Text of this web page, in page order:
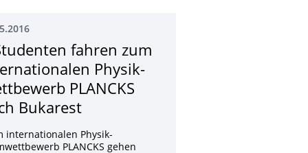
fahren zum
Physik-
PLANCKS
Bukarest
internationalen Physik-
PLANCKS gehen